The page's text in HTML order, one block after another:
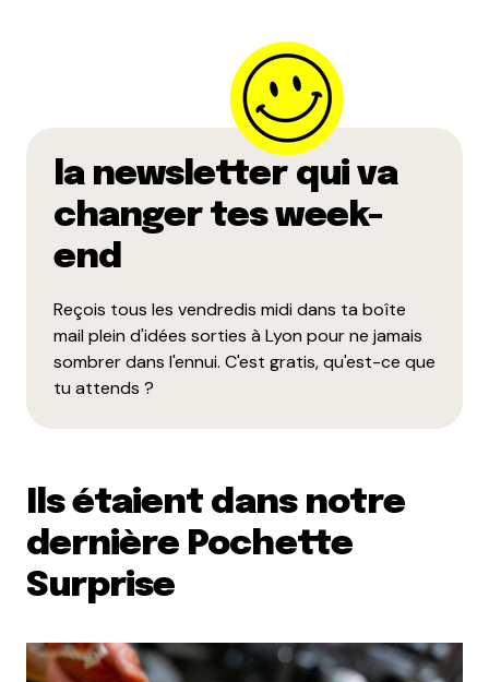
la newsletter qui va
changer tes week-
end
Reçois tous les vendredis midi dans ta boîte
mail plein d'idées sorties à Lyon pour ne jamais
sombrer dans l'ennui. C'est gratis, qu'est-ce que
tu attends ?
Ils étaient dans notre
dernière Pochette
Surprise